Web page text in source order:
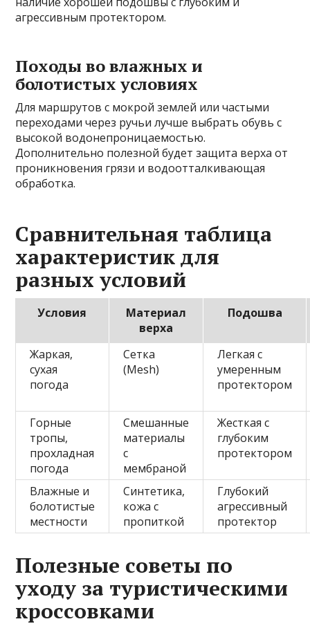
агрессивным протектором.
Походы во влажных и
болотистых условиях
Для маршрутов с мокрой землей или частыми
переходами через ручьи лучше выбрать обувь с
высокой водонепроницаемостью.
Дополнительно полезной будет защита верха от
проникновения грязи и водоотталкивающая
обработка.
Сравнительная таблица
характеристик для
разных условий
Условия
Материал
верха
Подошва
Жаркая,
сухая
погода
Сетка
(Mesh)
Легкая с
умеренным
протектором
Горные
тропы,
прохладная
погода
Смешанные
материалы
с
мембраной
Жесткая с
глубоким
протектором
Влажные и
болотистые
местности
Синтетика,
кожа с
пропиткой
Глубокий
агрессивный
протектор
Полезные советы по
уходу за туристическими
кроссовками